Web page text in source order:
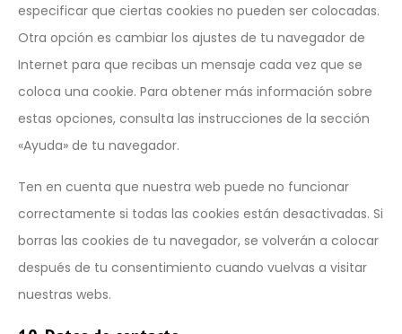
especificar que ciertas cookies no pueden ser colocadas.
Otra opción es cambiar los ajustes de tu navegador de
Internet para que recibas un mensaje cada vez que se
coloca una cookie. Para obtener más información sobre
estas opciones, consulta las instrucciones de la sección
«Ayuda» de tu navegador.
Ten en cuenta que nuestra web puede no funcionar
correctamente si todas las cookies están desactivadas. Si
borras las cookies de tu navegador, se volverán a colocar
después de tu consentimiento cuando vuelvas a visitar
nuestras webs.